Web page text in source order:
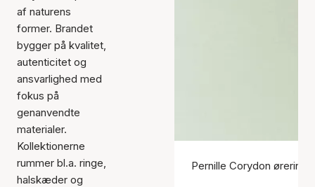
af naturens
former. Brandet
bygger på kvalitet,
autenticitet og
ansvarlighed med
fokus på
genanvendte
materialer.
Kollektionerne
rummer bl.a. ringe,
halskæder og
Pernille Corydon øreringe